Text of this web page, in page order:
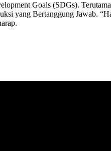
Goals (SDGs).
yang Bertanggung Jawab.